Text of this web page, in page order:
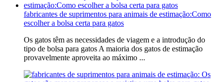
fabricantes de suprimentos para animais de estimação:Como
escolher a bolsa certa para gatos
Os gatos têm as necessidades de viagem e a introdução do
tipo de bolsa para gatos A maioria dos gatos de estimação
provavelmente aproveita ao máximo ...